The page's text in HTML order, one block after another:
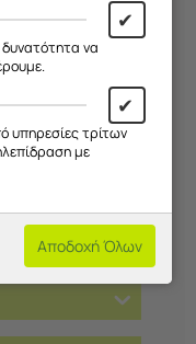
✔
να
✔
υπηρεσίες τρίτων
με
Αποδοχή Όλων